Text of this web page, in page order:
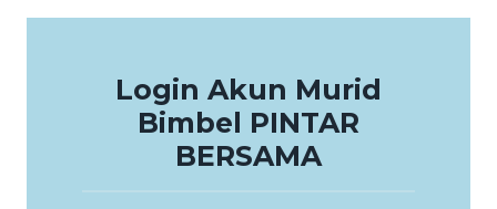
Login Akun Murid
Bimbel PINTAR
BERSAMA